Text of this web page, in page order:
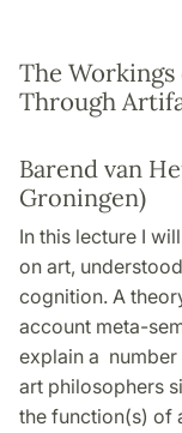
The
Through
Barend van
Groningen)
In this lecture I
on art,
cognition. A
account meta-
explain a number
art philosophers
the function(s) of